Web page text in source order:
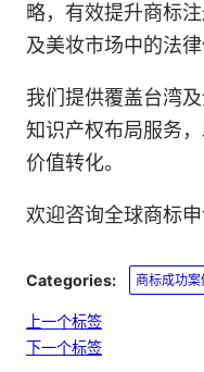
略，有效提升商标
及美妆市场中的法律
我们提供覆盖台湾
知识产权布局服务
价值转化。
欢迎咨询全球商标
Categories: 商标成功案
上一个标签
下一个标签